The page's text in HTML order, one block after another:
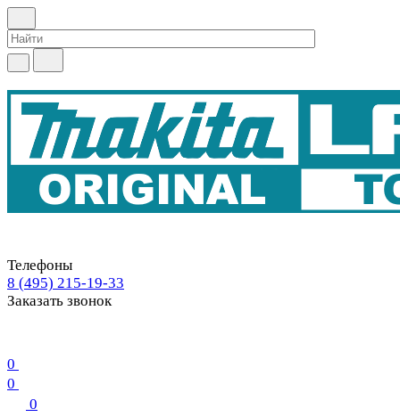
Телефоны
8 (495) 215-19-33
Заказать звонок
0
0
0